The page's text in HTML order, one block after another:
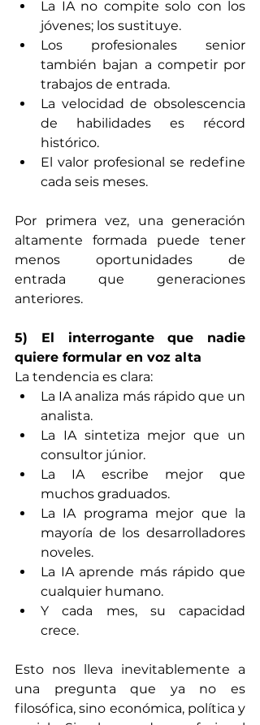
La IA no compite solo con los
jóvenes; los sustituye.
Los profesionales senior
también bajan a competir por
trabajos de entrada.
La velocidad de obsolescencia
de habilidades es récord
histórico.
El valor profesional se redefine
cada seis meses.
Por primera vez, una generación
altamente formada puede tener
menos oportunidades de
entrada que generaciones
anteriores.
5) El interrogante que nadie
quiere formular en voz alta
La tendencia es clara:
La IA analiza más rápido que un
analista.
La IA sintetiza mejor que un
consultor júnior.
La IA escribe mejor que
muchos graduados.
La IA programa mejor que la
mayoría de los desarrolladores
noveles.
La IA aprende más rápido que
cualquier humano.
Y cada mes, su capacidad
crece.
Esto nos lleva inevitablemente a
una pregunta que ya no es
filosófica, sino económica, política y